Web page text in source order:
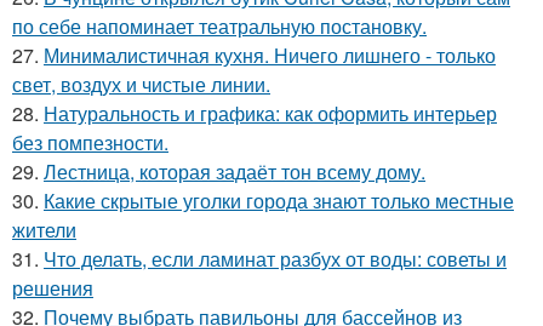
по себе напоминает театральную постановку.
27. Минималистичная кухня. Ничего лишнего - только
свет, воздух и чистые линии.
28. Натуральность и графика: как оформить интерьер
без помпезности.
29. Лестница, которая задаёт тон всему дому.
30. Какие скрытые уголки города знают только местные
жители
31. Что делать, если ламинат разбух от воды: советы и
решения
32. Почему выбрать павильоны для бассейнов из